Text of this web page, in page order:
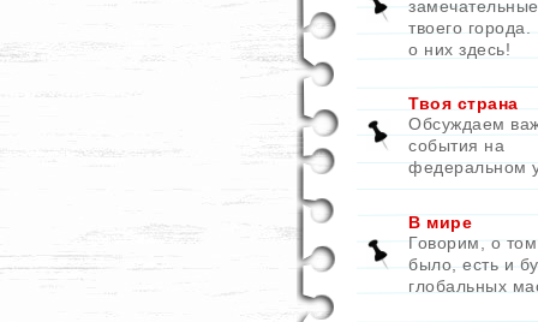
твоего
о них здесь!
Твоя страна
Обсуждаем
события на
федеральном
В мире
Говорим, о
было, есть и
глобальных